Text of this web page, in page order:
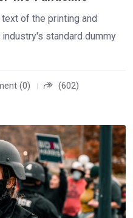
of the printing and
standard dummy
(0) (602)